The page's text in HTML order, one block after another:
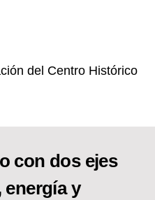
del Centro Histórico
con dos ejes
y